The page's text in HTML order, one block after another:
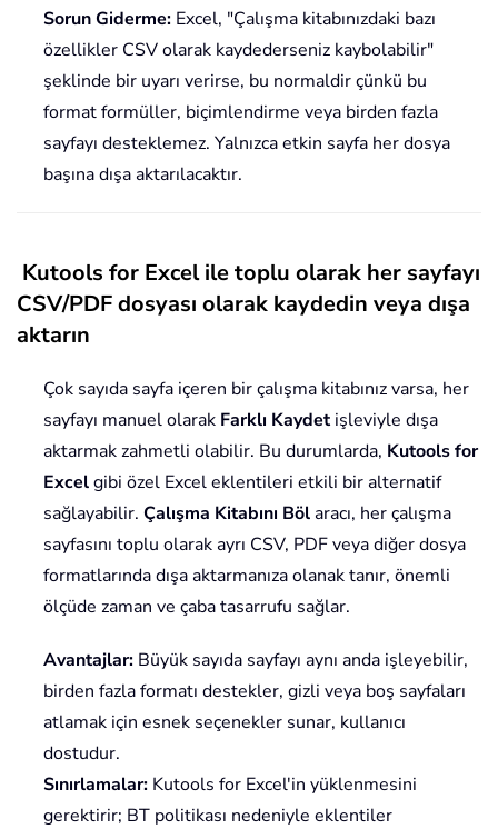
Sorun Giderme: Excel, "Çalışma kitabınızdaki bazı
özellikler CSV olarak kaydederseniz kaybolabilir"
şeklinde bir uyarı verirse, bu normaldir çünkü bu
format formüller, biçimlendirme veya birden fazla
sayfayı desteklemez. Yalnızca etkin sayfa her dosya
başına dışa aktarılacaktır.
Kutools for Excel ile toplu olarak her sayfayı
CSV/PDF dosyası olarak kaydedin veya dışa
aktarın
Çok sayıda sayfa içeren bir çalışma kitabınız varsa, her
sayfayı manuel olarak Farklı Kaydetişleviyle dışa
aktarmak zahmetli olabilir. Bu durumlarda, Kutools for
Excelgibi özel Excel eklentileri etkili bir alternatif
sağlayabilir. Çalışma Kitabını Bölaracı, her çalışma
sayfasını toplu olarak ayrı CSV, PDF veya diğer dosya
formatlarında dışa aktarmanıza olanak tanır, önemli
ölçüde zaman ve çaba tasarrufu sağlar.
Avantajlar: Büyük sayıda sayfayı aynı anda işleyebilir,
birden fazla formatı destekler, gizli veya boş sayfaları
atlamak için esnek seçenekler sunar, kullanıcı
dostudur.
Sınırlamalar: Kutools for Excel'in yüklenmesini
gerektirir; BT politikası nedeniyle eklentiler